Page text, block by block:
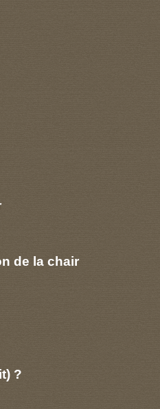
de la chair
?